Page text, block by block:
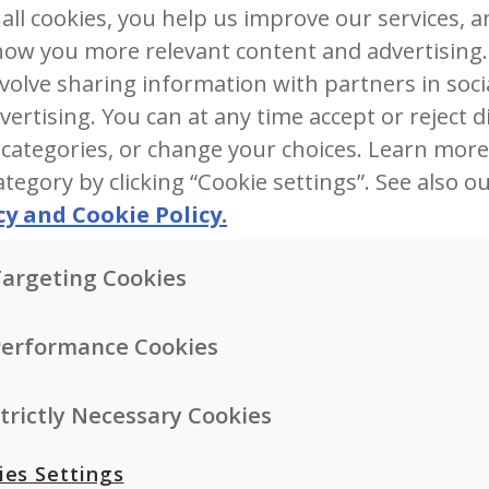
vajaminevaid
Kalamaksõlile on ohverdatud palju
värvi plekkide eemaldamine näib olevat
Kuid see oli nii enne, kui olite proovinud
kalaõli lusikatäie suunamine väikelaste suhu ei
maandub pool sellest teie riietele ja osa neelatakse alla,
Kuid ärge muretsege. Jagame teiega Malin Skaari
cookies, you help us improve our services,
you more relevant content and
sharing information with partners in
You can at any time accept or reject
or change your choices. Learn
by clicking “Cookie settings”. See also
and Cookie Policy.
Cookies
Cookies
Necessary Cookies
Settings